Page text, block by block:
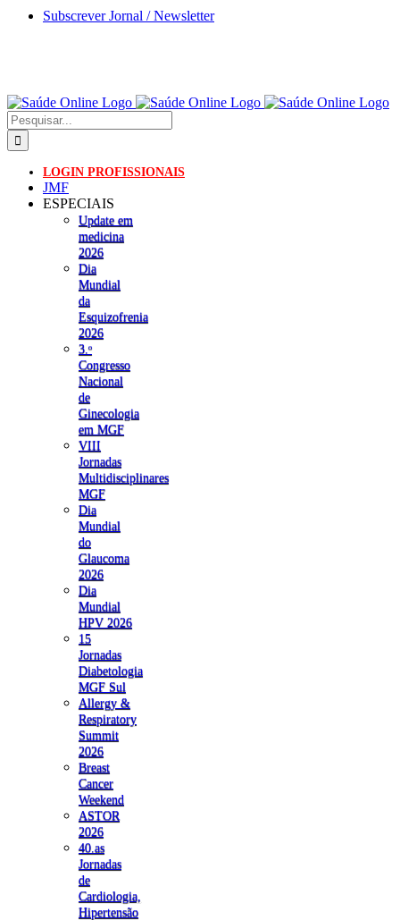
Skip
Subscrever Jornal / Newsletter
Pesquisar
LOGIN PROFISSIONAIS
JMF
ESPECIAIS
Update em
medicina
2026
Dia
Mundial
da
Esquizofrenia
2026
3.ᵒ
Congresso
Nacional
de
Ginecologia
em MGF
VIII
Jornadas
Multidisciplinares
MGF
Dia
Mundial
do
Glaucoma
2026
Dia
Mundial
HPV 2026
15
Jornadas
Diabetologia
MGF Sul
Allergy &
Respiratory
Summit
2026
Breast
Cancer
Weekend
ASTOR
2026
40.as
Jornadas
de
Cardiologia,
Hipertensão